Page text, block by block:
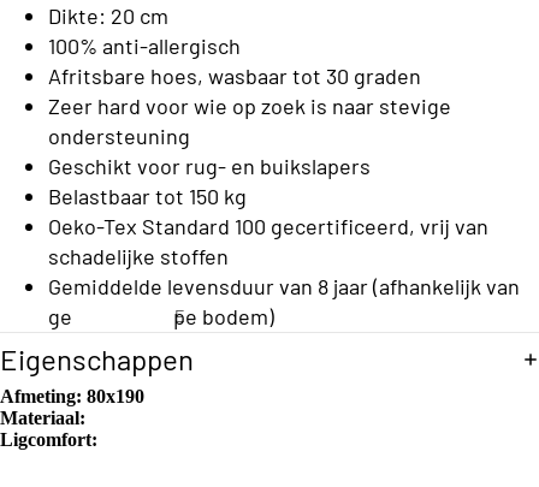
l
a
s
s
C
o
ll
e
c
ti
o
n
s
b
e
d
d
e
n
S
E
n
Dikte: 20 cm
100% anti-allergisch
Afritsbare hoes, wasbaar tot 30 graden
Zeer hard voor wie op zoek is naar stevige
ondersteuning
Geschikt voor rug- en buikslapers
Belastbaar tot 150 kg
Oeko-Tex Standard 100 gecertificeerd, vrij van
schadelijke stoffen
Gemiddelde levensduur van 8 jaar (afhankelijk van
gebruik en type bodem)
Eigenschappen
Afmeting: 80x190
Materiaal:
Ligcomfort: